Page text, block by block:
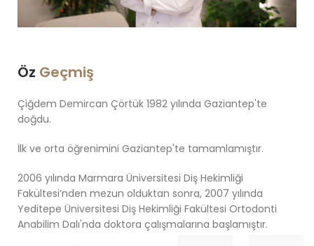
Öz Geçmiş
Çiğdem Demircan Çörtük 1982 yılında Gaziantep'te
doğdu.
İlk ve orta öğrenimini Gaziantep'te tamamlamıştır.
2006 yılında Marmara Üniversitesi Diş Hekimliği
Fakültesi’nden mezun olduktan sonra, 2007 yılında
Yeditepe Üniversitesi Diş Hekimliği Fakültesi Ortodonti
Anabilim Dalı'nda doktora çalışmalarına başlamıştır.